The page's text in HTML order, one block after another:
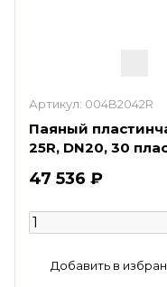
Артикул: 004B2042R
Паяный
25R, DN20, 30
47 536 ₽